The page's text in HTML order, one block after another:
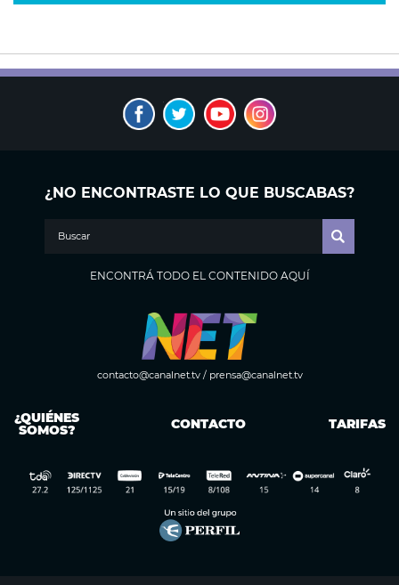
¿NO ENCONTRASTE LO QUE BUSCABAS?
ENCONTRÁ TODO EL CONTENIDO AQUÍ
contacto@canalnet.tv/ prensa@canalnet.tv
¿QUIÉNES
SOMOS? CONTACTO TARIFAS